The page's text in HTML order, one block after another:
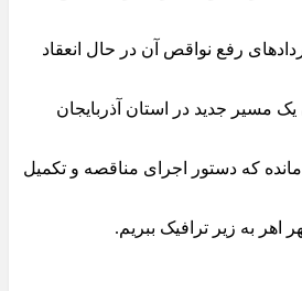
رفع نواقص آن در حال انعقاد
به طول ۷۵ الی ۸۰ کیلومتر احداث می شود که به عنوان یک مسیر جدید در استان آذربایجان
برداری مسیر چهار خطه اهر – تبریز خبر داد و گفت: در این مسیر نیز نواقص کوچکی در حد ۵ الی ۶ کیلومتر باقی‌مانده که دستور اجرای مناقصه و تکمیل